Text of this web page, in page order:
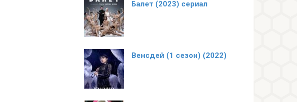
Балет (2023) сериал
Венсдей (1 сезон) (2022)